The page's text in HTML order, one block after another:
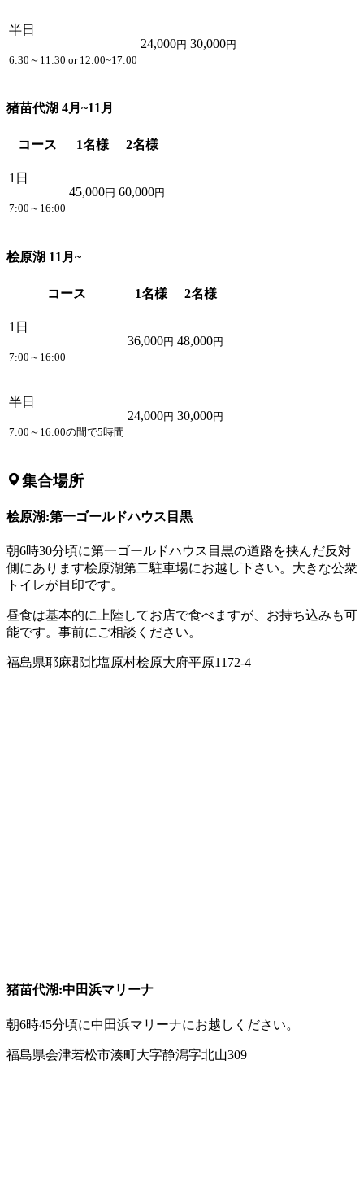
半日
6:30～11:30 or 12:00~17:00
24,000円 30,000円
猪苗代湖 4月~11月
コース 1名様 2名様
1日
7:00～16:00
45,000円 60,000円
桧原湖 11月~
コース 1名様 2名様
1日
7:00～16:00
36,000円 48,000円
半日
7:00～16:00の間で5時間
24,000円 30,000円
集合場所
桧原湖:第一ゴールドハウス目黒
朝6時30分頃に第一ゴールドハウス目黒の道路を挟んだ反対
側にあります桧原湖第二駐車場にお越し下さい。大きな公衆
トイレが目印です。
昼食は基本的に上陸してお店で食べますが、お持ち込みも可
能です。事前にご相談ください。
福島県耶麻郡北塩原村桧原大府平原1172-4
猪苗代湖:中田浜マリーナ
朝6時45分頃に中田浜マリーナにお越しください。
福島県会津若松市湊町大字静潟字北山309